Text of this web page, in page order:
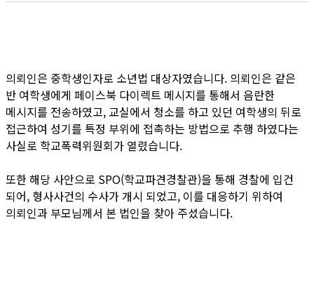
의뢰인은 중학생인자로 소년법 대상자였습니다. 의뢰인은 같은
반 여학생에게 페이스북 다이렉트 메시지를 통해서 음란한
메시지를 전송하였고, 교실에서 청소를 하고 있던 여학생의 뒤로
접근하여 성기를 특정 부위에 접촉하는 방법으로 추행 하였다는
사실로 학교폭력위원회가 열렸습니다.
또한 해당 사안으로 SPO(학교파견경찰관)을 통해 경찰에 입건
되어, 형사사건의 수사가 개시 되었고, 이를 대응하기 위하여
의뢰인과 부모님께서 본 법인을 찾아 주셨습니다.